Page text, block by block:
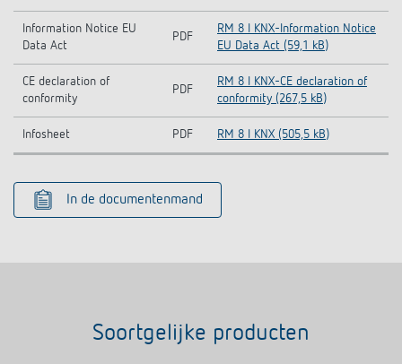
Information Notice EU
Data Act
PDF
RM 8 I KNX-Information Notice
EU Data Act (59,1 kB)
CE declaration of
conformity
PDF
RM 8 I KNX-CE declaration of
conformity (267,5 kB)
Infosheet PDF RM 8 I KNX (505,5 kB)
In de documentenmand
Soortgelijke producten